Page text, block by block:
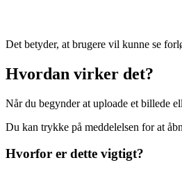
Det betyder, at brugere vil kunne se
Hvordan virker det?
Når du begynder at uploade et billede
Du kan trykke på meddelelsen for at
Hvorfor er dette vigtigt?